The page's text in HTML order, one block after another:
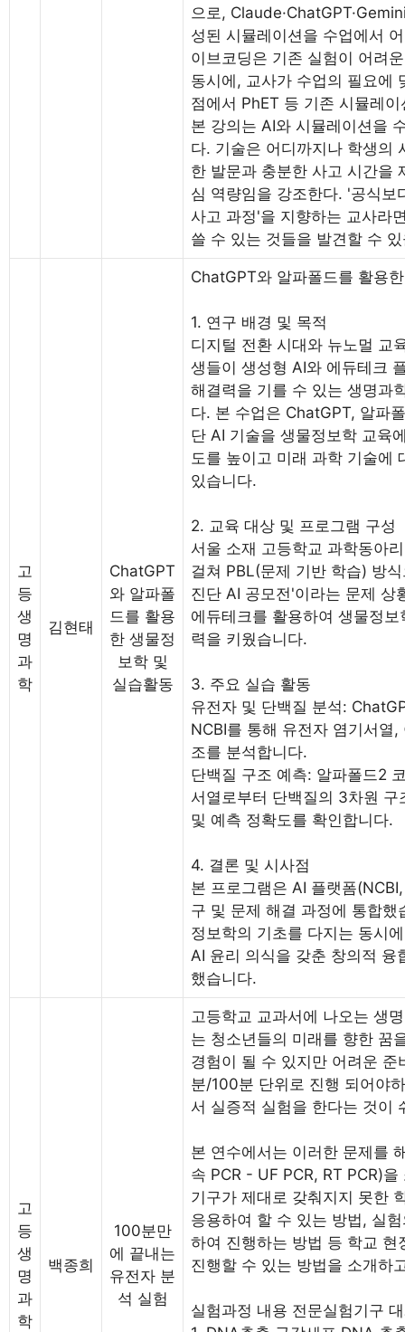
으로,
성된 시뮬레이션을 수업에서
이브코딩은 기존 실험이 어려
동시에, 교사가 수업의 필요에
점에서 PhET 등 기존 시뮬레
본 강의는 AI와 시뮬레이션을
다. 기술은 어디까지나 학생의
한 발문과 충분한 사고 시간을
심 역량임을 강조한다. '공식
사고 과정'을 지향하는 교사라
쓸 수 있는 것들을 발견할 수
고
등
생
명
과
학
김현태
ChatGPT
와 알파폴
드를 활용
한 생물정
보학 및
실습활동
ChatGPT와 알파폴드를 활용
1. 연구 배경 및 목적
디지털 전환 시대와 뉴노멀 교
생들이 생성형 AI와 에듀테크
해결력을 기를 수 있는 생명과
다. 본 수업은 ChatGPT, 알파
단 AI 기술을 생물정보학 교육
도를 높이고 미래 과학 기술에
있습니다.
2. 교육 대상 및 프로그램 구성
서울 소재 고등학교 과학동아
걸쳐 PBL(문제 기반 학습) 방
진단 AI 공모전'이라는 문제 상
에듀테크를 활용하여 생물정
력을 키웠습니다.
3. 주요 실습 활동
유전자 및 단백질 분석:
NCBI를 통해 유전자 염기서열
조를 분석합니다.
단백질 구조 예측: 알파폴드2
서열로부터 단백질의 3차원
및 예측 정확도를 확인합니다.
4. 결론 및 시사점
본 프로그램은 AI 플랫폼
구 및 문제 해결 과정에 통합
정보학의 기초를 다지는 동시
AI 윤리 의식을 갖춘 창의적
했습니다.
고
등
생
명
과
학
백종희
100분만
에 끝내는
유전자 분
석 실험
고등학교 교과서에 나오는 생
는 청소년들의 미래를 향한 꿈
경험이 될 수 있지만 어려운
분/100분 단위로 진행 되어야
서 실증적 실험을 한다는 것이
본 연수에서는 이러한 문제를
속 PCR - UF PCR, RT PCR)
기구가 제대로 갖춰지지 못한
응용하여 할 수 있는 방법, 실
하여 진행하는 방법 등 학교
진행할 수 있는 방법을 소개하
실험과정 내용 전문실험기구